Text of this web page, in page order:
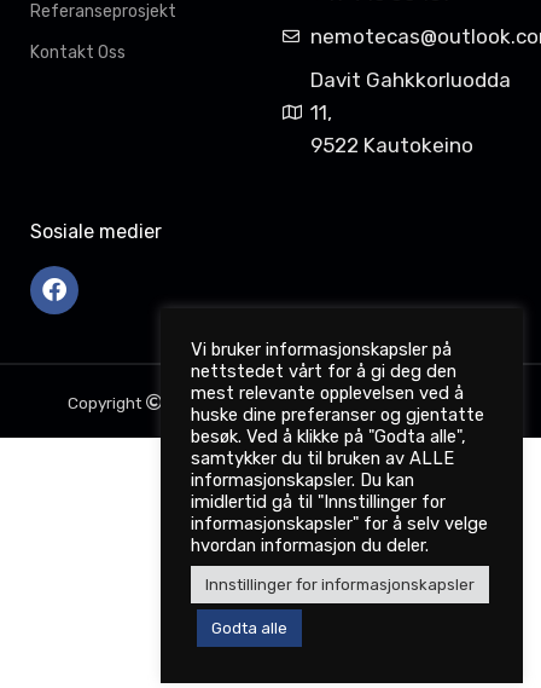
Referanseprosjekt
Kontakt Oss
Davit Gahkkorluodda
11,
9522 Kautokeino
Sosiale medier
Copyright 2022. nemotec.no. Webdesign: Dataodd.
Vi bruker informasjonskapsler på
nettstedet vårt for å gi deg den
mest relevante opplevelsen ved å
huske dine preferanser og gjentatte
besøk. Ved å klikke på "Godta alle",
samtykker du til bruken av ALLE
informasjonskapsler. Du kan
imidlertid gå til "Innstillinger for
informasjonskapsler" for å selv velge
hvordan informasjon du deler.
Innstillinger for informasjonskapsler
Godta alle